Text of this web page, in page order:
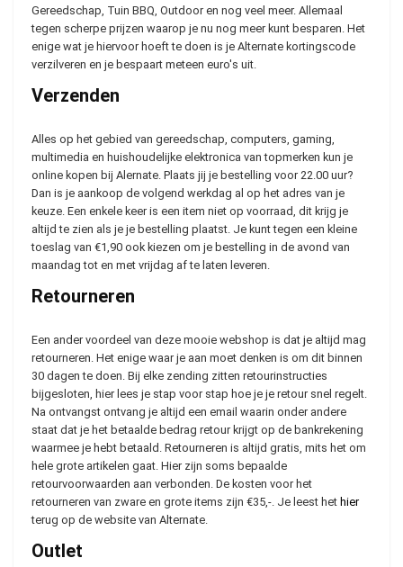
Gereedschap, Tuin BBQ, Outdoor en nog veel meer. Allemaal
tegen scherpe prijzen waarop je nu nog meer kunt besparen. Het
enige wat je hiervoor hoeft te doen is je Alternate kortingscode
verzilveren en je bespaart meteen euro's uit.
Verzenden
Alles op het gebied van gereedschap, computers, gaming,
multimedia en huishoudelijke elektronica van topmerken kun je
online kopen bij Alernate. Plaats jij je bestelling voor 22.00 uur?
Dan is je aankoop de volgend werkdag al op het adres van je
keuze. Een enkele keer is een item niet op voorraad, dit krijg je
altijd te zien als je je bestelling plaatst. Je kunt tegen een kleine
toeslag van €1,90 ook kiezen om je bestelling in de avond van
maandag tot en met vrijdag af te laten leveren.
Retourneren
Een ander voordeel van deze mooie webshop is dat je altijd mag
retourneren. Het enige waar je aan moet denken is om dit binnen
30 dagen te doen. Bij elke zending zitten retourinstructies
bijgesloten, hier lees je stap voor stap hoe je je retour snel regelt.
Na ontvangst ontvang je altijd een email waarin onder andere
staat dat je het betaalde bedrag retour krijgt op de bankrekening
waarmee je hebt betaald. Retourneren is altijd gratis, mits het om
hele grote artikelen gaat. Hier zijn soms bepaalde
retourvoorwaarden aan verbonden. De kosten voor het
retourneren van zware en grote items zijn €35,-. Je leest het hier
terug op de website van Alternate.
Outlet